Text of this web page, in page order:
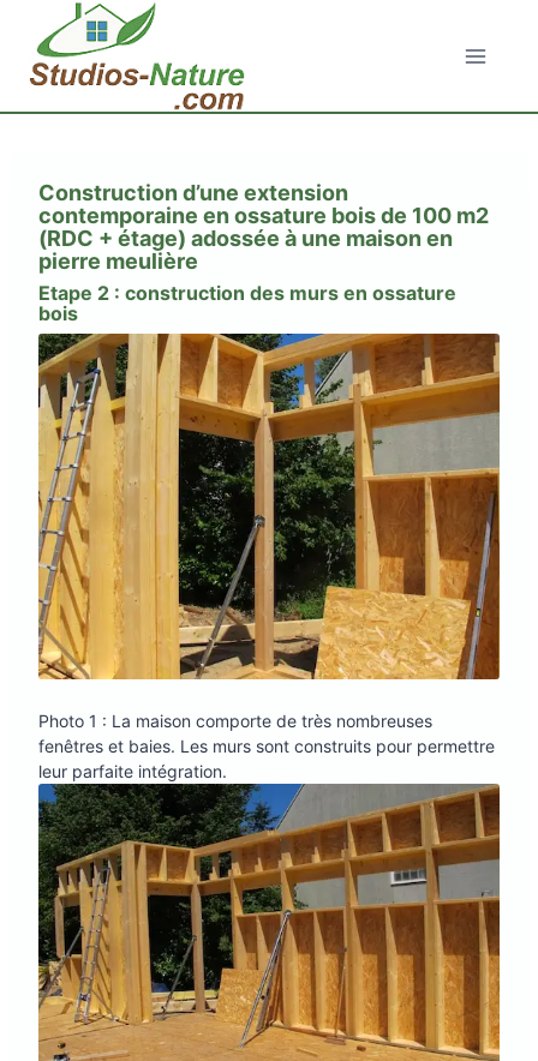
contenu
Construction d’une extension
contemporaine en ossature bois de 100 m2
(RDC + étage) adossée à une maison en
pierre meulière
Etape 2 : construction des murs en ossature
bois
Photo 1 : La maison comporte de très nombreuses
fenêtres et baies. Les murs sont construits pour permettre
leur parfaite intégration.